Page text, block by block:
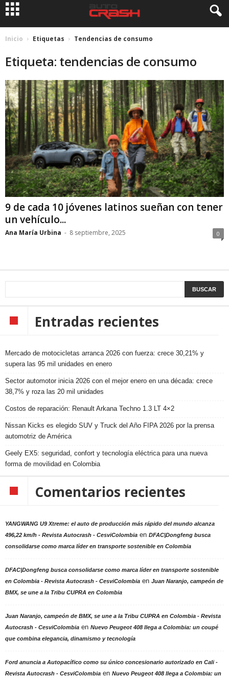
Inicio Etiquetas Tendencias de consumo
Etiqueta: tendencias de consumo
9 de cada 10 jóvenes latinos sueñan con tener
un vehículo...
Ana María Urbina - 8 septiembre, 2025 0
Entradas recientes
Mercado de motocicletas arranca 2026 con fuerza: crece 30,21% y
supera las 95 mil unidades en enero
Sector automotor inicia 2026 con el mejor enero en una década: crece
38,7% y roza las 20 mil unidades
Costos de reparación: Renault Arkana Techno 1.3 LT 4×2
Nissan Kicks es elegido SUV y Truck del Año FIPA 2026 por la prensa
automotriz de América
Geely EX5: seguridad, confort y tecnología eléctrica para una nueva
forma de movilidad en Colombia
Comentarios recientes
YANGWANG U9 Xtreme: el auto de producción más rápido del mundo alcanza
496,22 km/h - Revista Autocrash - CesviColombia en DFAC|Dongfeng busca
consolidarse como marca líder en transporte sostenible en Colombia
DFAC|Dongfeng busca consolidarse como marca líder en transporte sostenible
en Colombia - Revista Autocrash - CesviColombia en Juan Naranjo, campeón de
BMX, se une a la Tribu CUPRA en Colombia
Juan Naranjo, campeón de BMX, se une a la Tribu CUPRA en Colombia - Revista
Autocrash - CesviColombia en Nuevo Peugeot 408 llega a Colombia: un coupé
que combina elegancia, dinamismo y tecnología
Ford anuncia a Autopacífico como su único concesionario autorizado en Cali -
Revista Autocrash - CesviColombia en Nuevo Peugeot 408 llega a Colombia: un